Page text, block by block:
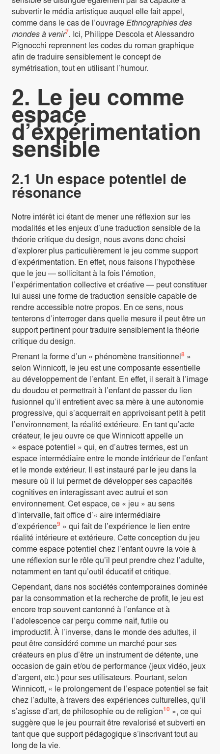
subvertir le média artistique auquel elle fait appel,
comme dans le cas de l’ouvrageEthnographies des
mondes à venir7. Ici, Philippe Descola et Alessandro
Pignocchi reprennent les codes du roman graphique
afin de traduire sensiblement le concept de
symétrisation, tout en utilisant l’humour.
2. Le jeu comme
espace
d’expérimentation
sensible
2.1 Un espace potentiel de
résonance
Notre intérêt ici étant de mener une réflexion sur les
modalités et les enjeux d’une traduction sensible de la
théorie critique du design, nous avons donc choisi
d’explorer plus particulièrement le jeu comme support
d’expérimentation. En effet, nous faisons l’hypothèse
que le jeu — sollicitant à la fois l’émotion,
l’expérimentation collective et créative — peut constituer
lui aussi une forme de traduction sensible capable de
rendre accessible notre propos. En ce sens, nous
tenterons d’interroger dans quelle mesure il peut être un
support pertinent pour traduire sensiblement la théorie
critique du design.
Prenant la forme d’un « phénomène transitionnel8 »
selon Winnicott, le jeu est une composante essentielle
au développement de l’enfant. En effet, il serait à l’image
du doudou et permettrait à l’enfant de passer du lien
fusionnel qu’il entretient avec sa mère à une autonomie
progressive, qui s’acquerrait en apprivoisant petit à petit
l’environnement, la réalité extérieure. En tant qu’acte
créateur, le jeu ouvre ce que Winnicott appelle un
« espace potentiel » qui, en d’autres termes, est un
espace intermédiaire entre le monde intérieur de l’enfant
et le monde extérieur. Il est instauré par le jeu dans la
mesure où il lui permet de développer ses capacités
cognitives en interagissant avec autrui et son
environnement. Cet espace, ce « jeu » au sens
d’intervalle, fait office d’« aire intermédiaire
d’expérience9 » qui fait de l’expérience le lien entre
réalité intérieure et extérieure. Cette conception du jeu
comme espace potentiel chez l’enfant ouvre la voie à
une réflexion sur le rôle qu’il peut prendre chez l’adulte,
notamment en tant qu’outil éducatif et critique.
Cependant, dans nos sociétés contemporaines dominée
par la consommation et la recherche de profit, le jeu est
encore trop souvent cantonné à l’enfance et à
l’adolescence car perçu comme naïf, futile ou
improductif. À l’inverse, dans le monde des adultes, il
peut être considéré comme un marché pour ses
créateurs en plus d’être un instrument de détente, une
occasion de gain et/ou de performance (jeux vidéo, jeux
d’argent, etc.) pour ses utilisateurs. Pourtant, selon
Winnicott, « le prolongement de l’espace potentiel se fait
chez l’adulte, à travers des expériences culturelles, qu’il
s’agisse d’art, de philosophie ou de religion10 », ce qui
suggère que le jeu pourrait être revalorisé et subverti en
tant que que support pédagogique s’inscrivant tout au
long de la vie.